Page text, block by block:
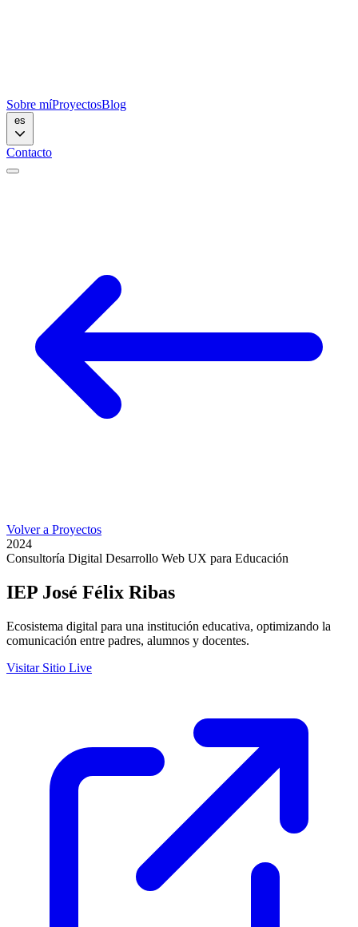
Sobre míProyectosBlog
Contacto
Volver a Proyectos
2024
Consultoría Digital Desarrollo Web UX para Educación
IEP José Félix Ribas
Ecosistema digital para una institución educativa, optimizando la
comunicación entre padres, alumnos y docentes.
Visitar Sitio Live